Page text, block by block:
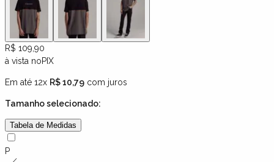
R$ 109,90
à vista noPIX
Em até 12x R$ 10,79 com juros
Tamanhoselecionado:
Tabela de Medidas
P